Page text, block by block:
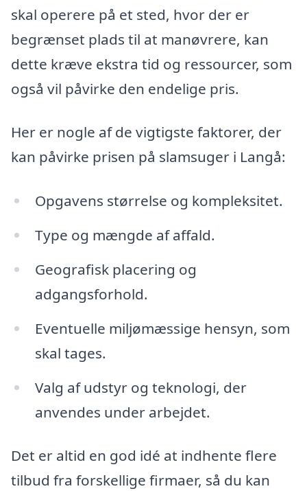
skal operere på et sted, hvor der er
begrænset plads til at manøvrere, kan
dette kræve ekstra tid og ressourcer, som
også vil påvirke den endelige pris.
Her er nogle af de vigtigste faktorer, der
kan påvirke prisen på slamsuger i Langå:
Opgavens størrelse og kompleksitet.
Type og mængde af affald.
Geografisk placering og
adgangsforhold.
Eventuelle miljømæssige hensyn, som
skal tages.
Valg af udstyr og teknologi, der
anvendes under arbejdet.
Det er altid en god idé at indhente flere
tilbud fra forskellige firmaer, så du kan